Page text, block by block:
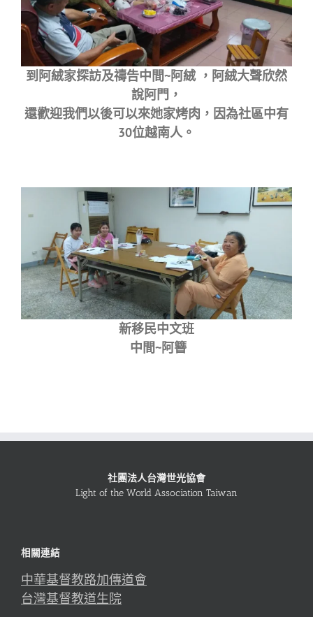
到阿絨家探訪及禱告中間~阿絨 ，阿絨大聲欣然
說阿門，
還歡迎我們以後可以來她家烤肉，因為社區中有
30位越南人。
新移民中文班
中間~阿簪
社團法人台灣世光協會
Light of the World Association Taiwan
相關連結
中華基督教路加傳道會
台灣基督教道生院